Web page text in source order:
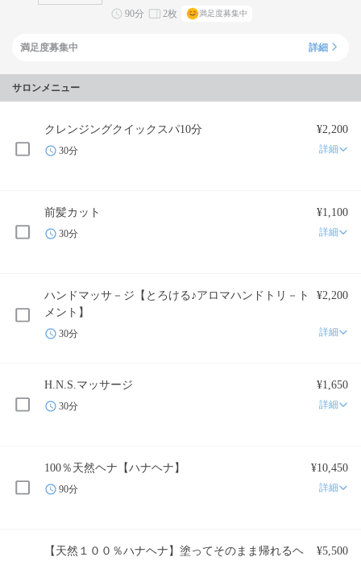
90分 2枚 満足度募集中
満足度募集中 詳細
サロンメニュー
クレンジングクイックスパ10分 ¥2,200
30分 詳細
前髪カット ¥1,100
30分 詳細
ハンドマッサ－ジ【とろける♪アロマハンドトリ－ト
メント】
¥2,200
30分 詳細
H.N.S.マッサージ ¥1,650
30分 詳細
100％天然ヘナ【ハナヘナ】 ¥10,450
90分 詳細
【天然１００％ハナヘナ】塗ってそのまま帰れるヘ
¥5,500